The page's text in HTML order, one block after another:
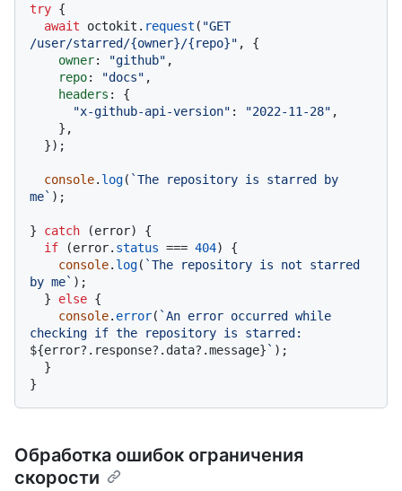
try {
await octokit. request ( "GET
/user/starred/{owner}/{repo}" , {
owner: "github" ,
repo: "docs" ,
headers : {
"x-github-api-version" : "2022-11-28" ,
console. log( `The repository is starred by
me` );
} catch (error) {
if (error. status === 404) {
console. log( `The repository is not starred
by me` );
  }
else {
console. error( `An error occurred while
${error?.response?.data?.message} ` );
Обработка ошибок ограничения
скорости